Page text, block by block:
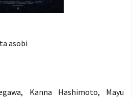
asobi
Kanna Hashimoto, Mayu